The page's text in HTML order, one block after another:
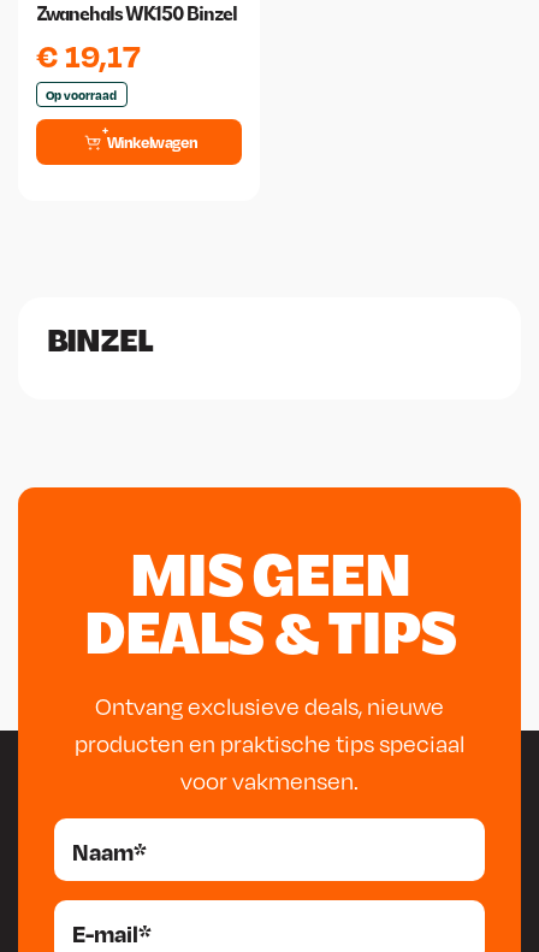
Zwanehals WK150 Binzel
€19,17
Op voorraad
Winkelwagen
BINZEL
MIS GEEN
DEALS & TIPS
Ontvang exclusieve deals, nieuwe
producten en praktische tips speciaal
voor vakmensen.